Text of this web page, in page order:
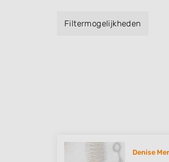
iedere wijk (noord, oost,
Filtermogelijkheden
Denise